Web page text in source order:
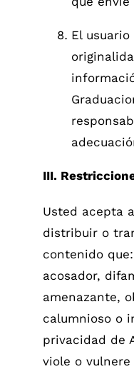
El
III.
Usted acepta
distribuir o
contenido
acosador,
amenazante,
calumnioso o
privacidad de
viole o